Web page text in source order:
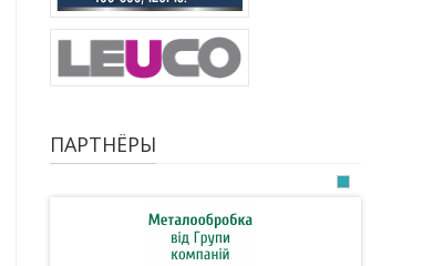
ПАРТНЁРЫ